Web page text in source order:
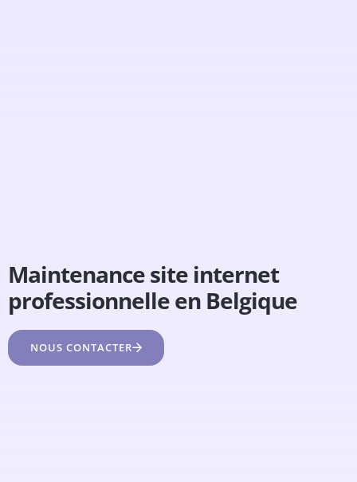
Maintenance site internet
professionnelle en Belgique
NOUS CONTACTER